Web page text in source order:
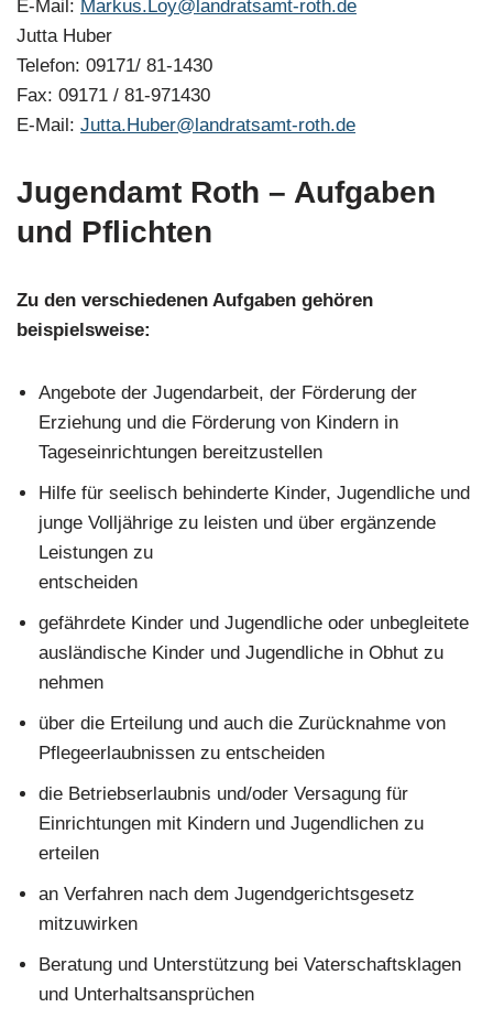
E-Mail: Markus.Loy@landratsamt-roth.de
Jutta Huber
Telefon: 09171/ 81-1430
Fax: 09171 / 81-971430
E-Mail: Jutta.Huber@landratsamt-roth.de
Jugendamt Roth – Aufgaben
und Pflichten
Zu den verschiedenen Aufgaben gehören
beispielsweise:
Angebote der Jugendarbeit, der Förderung der
Erziehung und die Förderung von Kindern in
Tageseinrichtungen bereitzustellen
Hilfe für seelisch behinderte Kinder, Jugendliche und
junge Volljährige zu leisten und über ergänzende
Leistungen zu
entscheiden
gefährdete Kinder und Jugendliche oder unbegleitete
ausländische Kinder und Jugendliche in Obhut zu
nehmen
über die Erteilung und auch die Zurücknahme von
Pflegeerlaubnissen zu entscheiden
die Betriebserlaubnis und/oder Versagung für
Einrichtungen mit Kindern und Jugendlichen zu
erteilen
an Verfahren nach dem Jugendgerichtsgesetz
mitzuwirken
Beratung und Unterstützung bei Vaterschaftsklagen
und Unterhaltsansprüchen